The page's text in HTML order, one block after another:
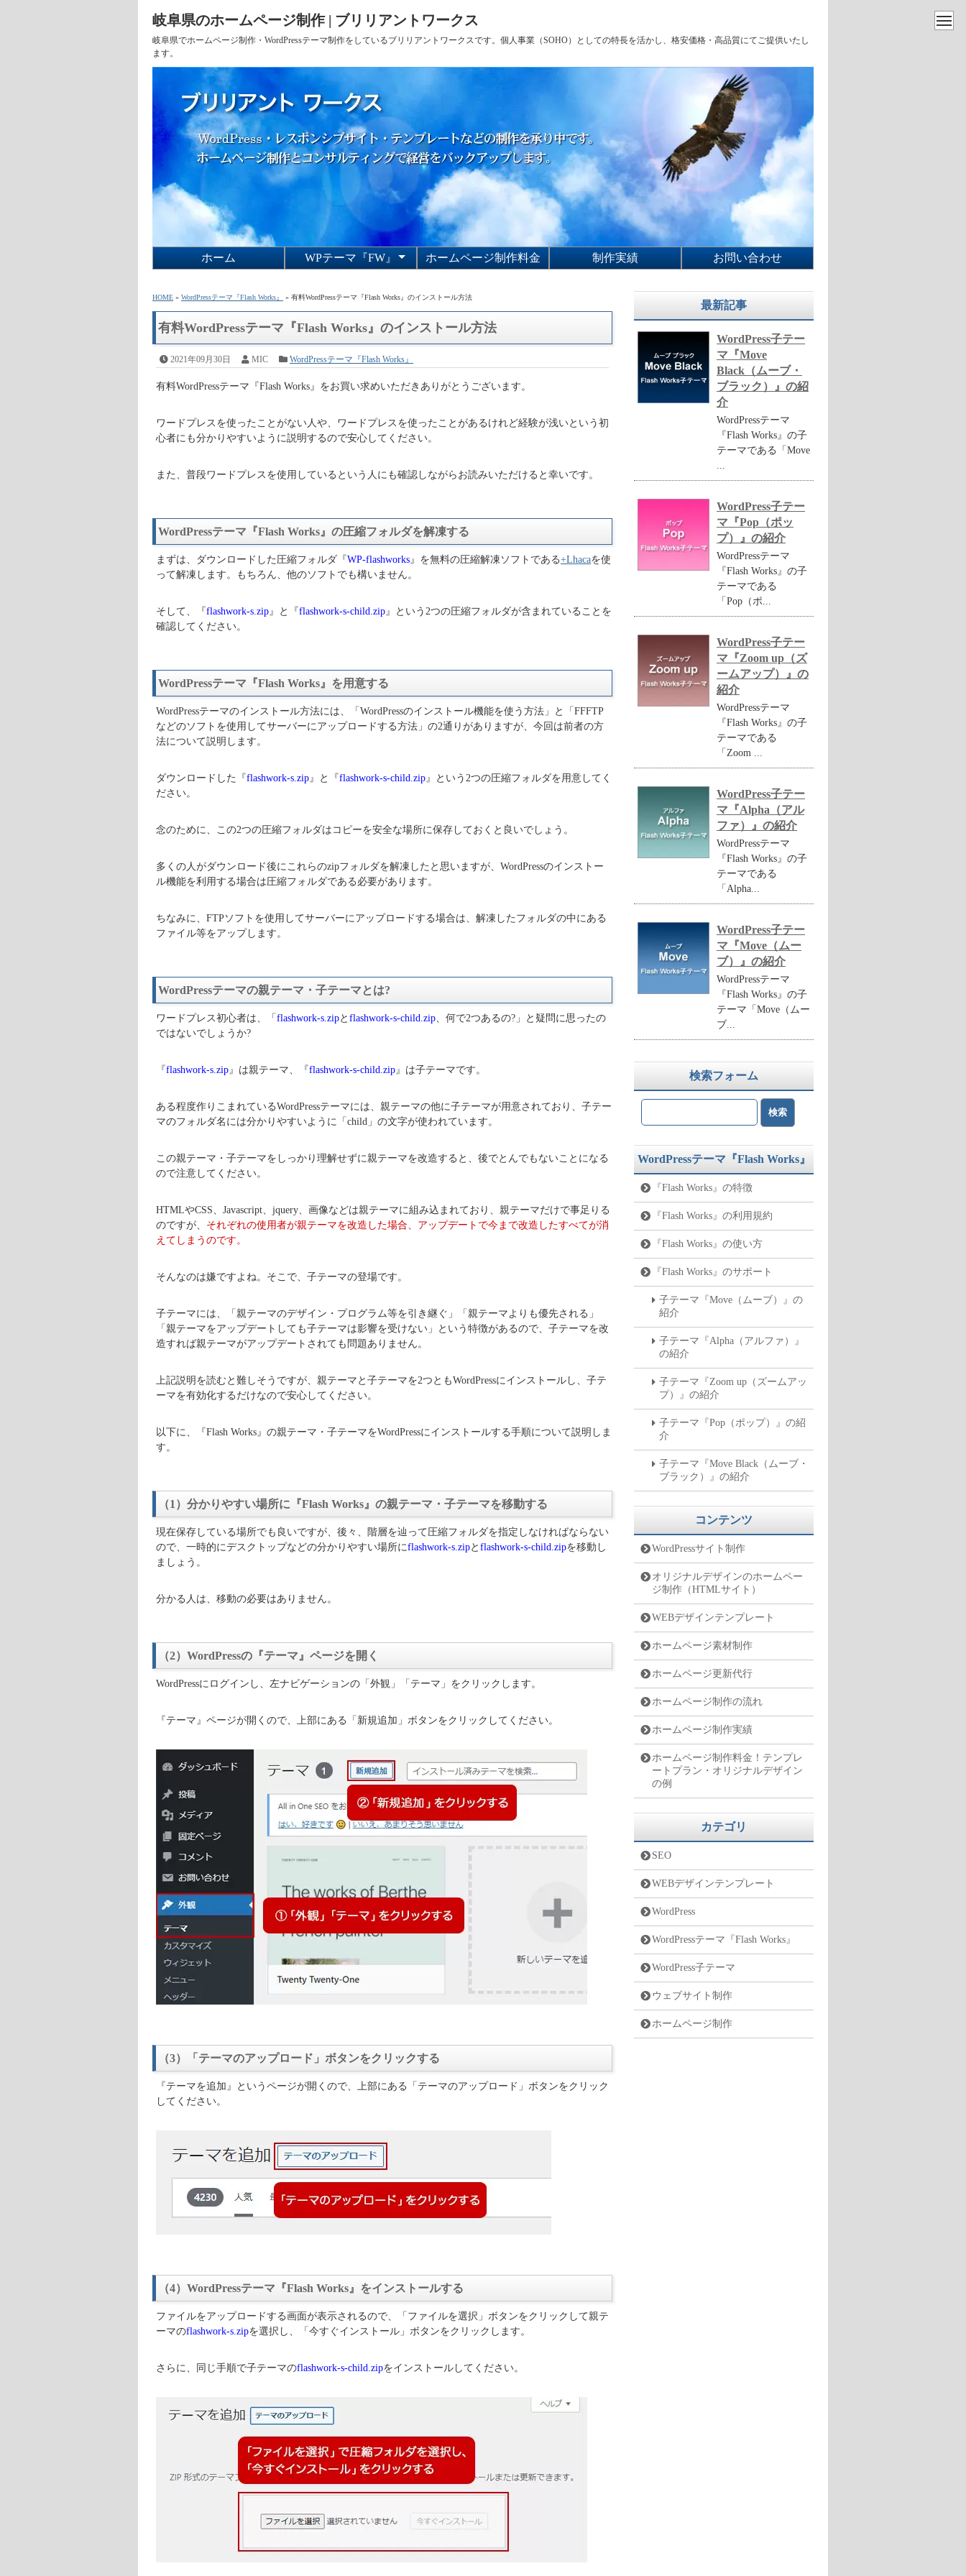
岐阜県のホームページ制作 | ブリリアントワークス
岐阜県でホームページ制作・WordPressテーマ制作をしているブリリアントワークスです。個人事業（SOHO）としての特長を活かし、格安価格・高品質にてご提供いたし
ます。
ホーム
WPテーマ『FW』
Works』
ホームページ制作料金 制作実績 お問い合わせ
HOME » WordPressテーマ『Flash Works』 » 有料WordPressテーマ『Flash Works』のインストール方法
有料WordPressテーマ『Flash Works』のインストール方法
2021年09月30日 MIC WordPressテーマ『Flash Works』
有料WordPressテーマ『Flash Works』をお買い求めいただきありがとうございます。
ワードプレスを使ったことがない人や、ワードプレスを使ったことがあるけれど経験が浅いという初
心者にも分かりやすいように説明するので安心してください。
また、普段ワードプレスを使用しているという人にも確認しながらお読みいただけると幸いです。
WordPressテーマ『Flash Works』の圧縮フォルダを解凍する
まずは、ダウンロードした圧縮フォルダ『WP-flashworks』を無料の圧縮解凍ソフトである+Lhacaを使
って解凍します。もちろん、他のソフトでも構いません。
そして、『flashwork-s.zip』と『flashwork-s-child.zip』という2つの圧縮フォルダが含まれていることを
確認してください。
WordPressテーマ『Flash Works』を用意する
WordPressテーマのインストール方法には、「WordPressのインストール機能を使う方法」と「FFFTP
などのソフトを使用してサーバーにアップロードする方法」の2通りがありますが、今回は前者の方
法について説明します。
ダウンロードした『flashwork-s.zip』と『flashwork-s-child.zip』という2つの圧縮フォルダを用意してく
ださい。
念のために、この2つの圧縮フォルダはコピーを安全な場所に保存しておくと良いでしょう。
多くの人がダウンロード後にこれらのzipフォルダを解凍したと思いますが、WordPressのインストー
ル機能を利用する場合は圧縮フォルダである必要があります。
ちなみに、FTPソフトを使用してサーバーにアップロードする場合は、解凍したフォルダの中にある
ファイル等をアップします。
WordPressテーマの親テーマ・子テーマとは?
ワードプレス初心者は、「 flashwork-s.zipと flashwork-s-child.zip、何で2つあるの?」と疑問に思ったの
ではないでしょうか?
『flashwork-s.zip』は親テーマ、『flashwork-s-child.zip』は子テーマです。
ある程度作りこまれているWordPressテーマには、親テーマの他に子テーマが用意されており、子テー
マのフォルダ名には分かりやすいように「child」の文字が使われています。
この親テーマ・子テーマをしっかり理解せずに親テーマを改造すると、後でとんでもないことになる
ので注意してください。
HTMLやCSS、Javascript、jquery、画像などは親テーマに組み込まれており、親テーマだけで事足りる
のですが、 それぞれの使用者が親テーマを改造した場合、アップデートで今まで改造したすべてが消
えてしまうのです。
そんなのは嫌ですよね。そこで、子テーマの登場です。
子テーマには、「親テーマのデザイン・プログラム等を引き継ぐ」「親テーマよりも優先される」
「親テーマをアップデートしても子テーマは影響を受けない」という特徴があるので、子テーマを改
造すれば親テーマがアップデートされても問題ありません。
上記説明を読むと難しそうですが、親テーマと子テーマを2つともWordPressにインストールし、子テ
ーマを有効化するだけなので安心してください。
以下に、『Flash Works』の親テーマ・子テーマをWordPressにインストールする手順について説明しま
す。
（1）分かりやすい場所に『Flash Works』の親テーマ・子テーマを移動する
現在保存している場所でも良いですが、後々、階層を辿って圧縮フォルダを指定しなければならない
ので、一時的にデスクトップなどの分かりやすい場所にflashwork-s.zipと flashwork-s-child.zipを移動し
ましょう。
分かる人は、移動の必要はありません。
（2）WordPressの『テーマ』ページを開く
WordPressにログインし、左ナビゲーションの「外観」「テーマ」をクリックします。
『テーマ』ページが開くので、上部にある「新規追加」ボタンをクリックしてください。
（3）「テーマのアップロード」ボタンをクリックする
『テーマを追加』というページが開くので、上部にある「テーマのアップロード」ボタンをクリック
してください。
（4）WordPressテーマ『Flash Works』をインストールする
ファイルをアップロードする画面が表示されるので、「ファイルを選択」ボタンをクリックして親テ
ーマのflashwork-s.zipを選択し、「今すぐインストール」ボタンをクリックします。
さらに、同じ手順で子テーマのflashwork-s-child.zipをインストールしてください。
最新記事
WordPress子テー
マ『Move
Black（ムーブ・
ブラック）』の紹
介
WordPressテーマ
『Flash Works』の子
テーマである「Move
...
WordPress子テー
マ『Pop（ポッ
プ）』の紹介
WordPressテーマ
『Flash Works』の子
テーマである
「Pop（ポ...
WordPress子テー
マ『Zoom up（ズ
ームアップ）』の
紹介
WordPressテーマ
『Flash Works』の子
テーマである
「Zoom ...
WordPress子テー
マ『Alpha（アル
ファ）』の紹介
WordPressテーマ
『Flash Works』の子
テーマである
「Alpha...
WordPress子テー
マ『Move（ムー
ブ）』の紹介
WordPressテーマ
『Flash Works』の子
テーマ「Move（ムー
ブ...
検索フォーム
WordPressテーマ『Flash Works』
『Flash Works』の特徴
『Flash Works』の利用規約
『Flash Works』の使い方
『Flash Works』のサポート
子テーマ『Move（ムーブ）』の
紹介
子テーマ『Alpha（アルファ）』
の紹介
子テーマ『Zoom up（ズームアッ
プ）』の紹介
子テーマ『Pop（ポップ）』の紹
介
子テーマ『Move Black（ムーブ・
ブラック）』の紹介
コンテンツ
WordPressサイト制作
オリジナルデザインのホームペー
ジ制作（HTMLサイト）
WEBデザインテンプレート
ホームページ素材制作
ホームページ更新代行
ホームページ制作の流れ
ホームページ制作実績
ホームページ制作料金！テンプレ
ートプラン・オリジナルデザイン
の例
カテゴリ
SEO
WEBデザインテンプレート
WordPress
WordPressテーマ『Flash Works』
WordPress子テーマ
ウェブサイト制作
ホームページ制作